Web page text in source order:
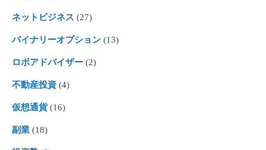
ネットビジネス (27)
バイナリーオプション (13)
ロボアドバイザー (2)
不動産投資 (4)
仮想通貨(16)
副業 (18)